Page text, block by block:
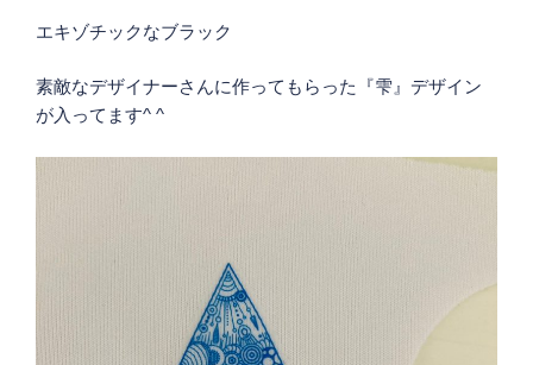
エキゾチックなブラック
素敵なデザイナーさんに作ってもらった『雫』デザイン
が入ってます^ ^